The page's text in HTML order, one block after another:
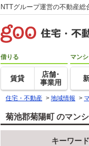
NTTグループ運営の不動産
借りる
賃貸
店舗･
事業用
マン
住宅・不動産 > 地域情報 >
菊池郡菊陽町 のマン
キーワー